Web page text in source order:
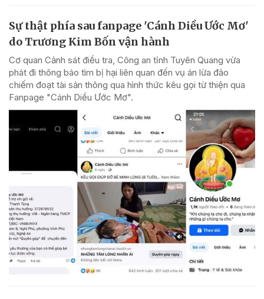
Sự thật phía sau fanpage 'Cánh Diều Ước Mơ'
do Trương Kim Bốn vận hành
Cơ quan Cảnh sát điều tra, Công an tỉnh Tuyên Quang vừa
phát đi thông báo tìm bị hại liên quan đến vụ án lừa đảo
chiếm đoạt tài sản thông qua hình thức kêu gọi từ thiện qua
Fanpage "Cánh Diều Ước Mơ".